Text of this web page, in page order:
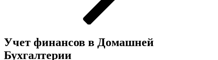
Учет финансов в Домашней
Бухгалтерии